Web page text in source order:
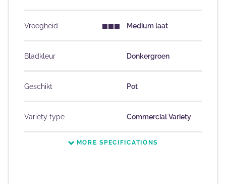
Vroegheid Medium laat
Bladkleur Donkergroen
Geschikt Pot
Variety type Commercial Variety
MORE SPECIFICATIONS